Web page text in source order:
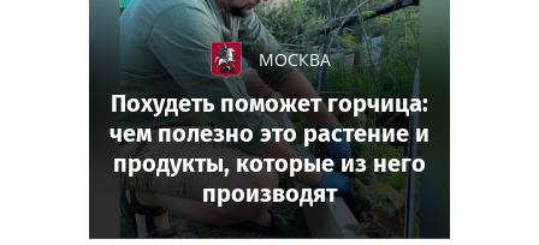
МОСКВА
Похудеть поможет горчица:
чем полезно это растение и
продукты, которые из него
производят